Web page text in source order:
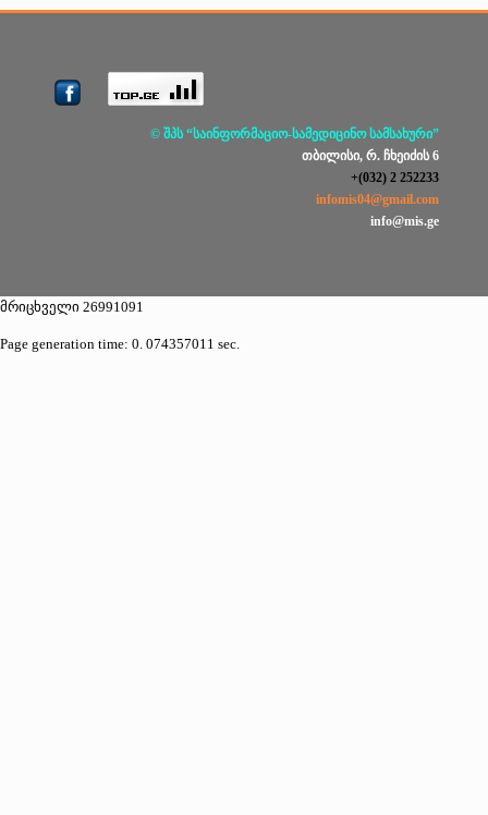
© შპს “საინფორმაციო-სამედიცინო სამსახური”
თბილისი, რ. ჩხეიძის 6
+(032) 2 252233
infomis04@gmail.com
info@mis.ge
მრიცხველი 26991091
Page generation time: 0. 074357011 sec.